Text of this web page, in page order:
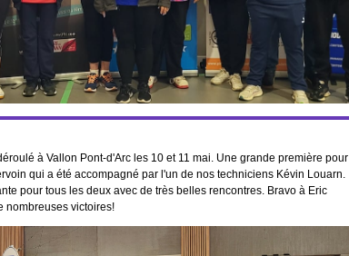
à Vallon Pont-d'Arc les 10 et 11 mai. Une grande première pour
qui a été accompagné par l'un de nos techniciens Kévin Louarn.
pour tous les deux avec de très belles rencontres. Bravo à Eric
nombreuses victoires!